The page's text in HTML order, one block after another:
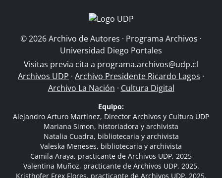
© 2026 Archivo de Autores · Programa Archivos ·
Universidad Diego Portales
Visitas previa cita a programa.archivos@udp.cl
Archivos UDP · Archivo Presidente Ricardo Lagos ·
Archivo La Nación · Cultura Digital
Equipo:
Alejandro Arturo Martínez, Director Archivos y Cultura UDP
Mariana Simon, historiadora y archivista
Natalia Cuadra, bibliotecaria y archivista
Valeska Meneses, bibliotecaria y archivista
Camila Araya, practicante de Archivos UDP, 2025
Valentina Muñoz, practicante de Archivos UDP, 2025.
Kristhofer Frex Flores, practicante de Archivos UDP, 2025.